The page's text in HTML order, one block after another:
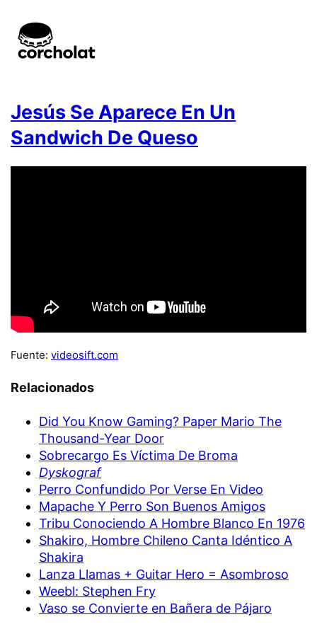
Jesús Se Aparece En Un
Sandwich De Queso
Fuente: videosift.com
Relacionados
Did You Know Gaming? Paper Mario The
Thousand-Year Door
Sobrecargo Es Víctima De Broma
Dyskograf
Perro Confundido Por Verse En Video
Mapache Y Perro Son Buenos Amigos
Tribu Conociendo A Hombre Blanco En 1976
Shakiro, Hombre Chileno Canta Idéntico A
Shakira
Lanza Llamas + Guitar Hero = Asombroso
Weebl: Stephen Fry
Vaso se Convierte en Bañera de Pájaro